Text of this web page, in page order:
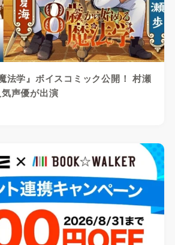
法学』ボイスコミック公開！ 村瀬
声優が出演